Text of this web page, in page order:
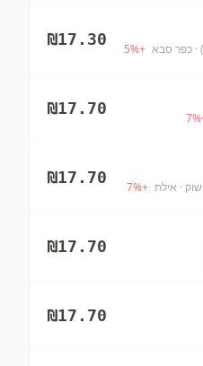
· כפר סבא +
5%
₪17.30
7%
₪17.70
· אילת +
7%
₪17.70
₪17.70
₪17.70